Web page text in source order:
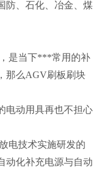
防、石化、冶金、煤
是当下***常用的补
那么AGV刷板刷块
动用具再也不担心
电技术实施研发的
动化补充电源与自动